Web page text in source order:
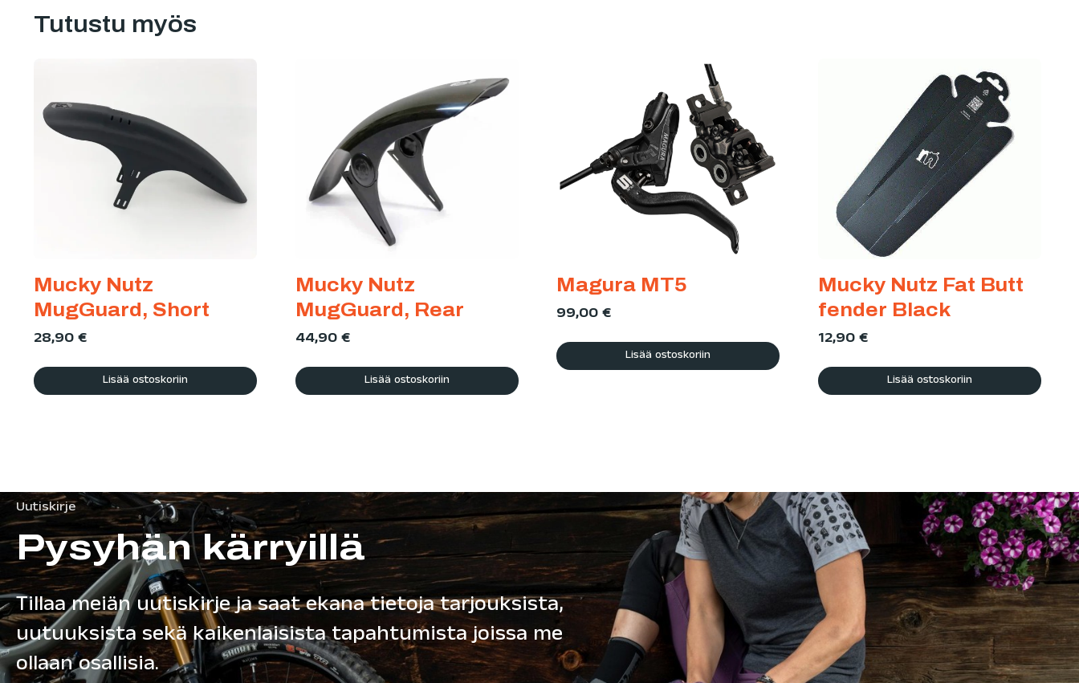
Tutustu myös
Mucky Nutz
MugGuard, Short
28,90€
Lisää ostoskoriin
Mucky Nutz
MugGuard, Rear
44,90€
Lisää ostoskoriin
Magura MT5
99,00€
Lisää ostoskoriin
Mucky Nutz Fat Butt
fender Black
12,90€
Lisää ostoskoriin
Uutiskirje
Pysyhän kärryillä
Tillaa meiän uutiskirje ja saat ekana tietoja tarjouksista,
uutuuksista sekä kaikenlaisista tapahtumista joissa me
ollaan osallisia.